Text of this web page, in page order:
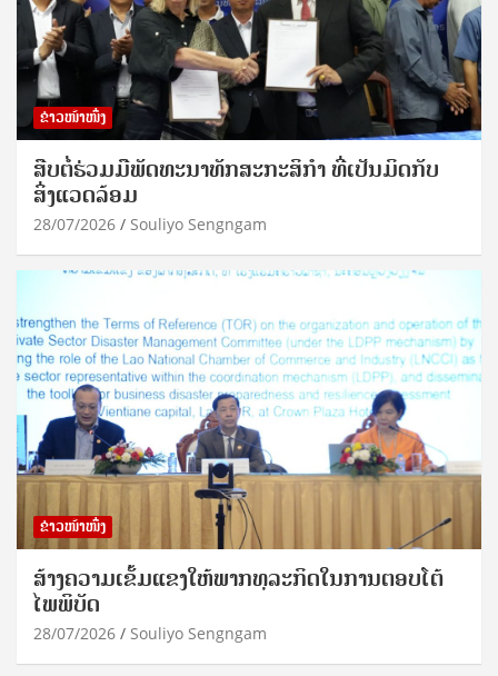
ຂ່າວໜ້າໜຶ່ງ
ສືບຕໍ່ຮ່ວມມືພັດທະນາທັກສະກະສິກຳ ທີ່ເປັນມິດກັບ
ສິ່ງແວດລ້ອມ
28/07/2026 Souliyo Sengngam
ຂ່າວໜ້າໜຶ່ງ
ສ້າງຄວາມເຂັ້ມແຂງໃຫ້ພາກທຸລະກິດໃນການຕອບໂຕ້
ໄພພິບັດ
28/07/2026 Souliyo Sengngam